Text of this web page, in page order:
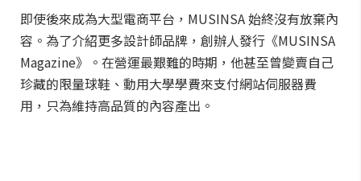
即使後來成為大型電商平台，MUSINSA 始終沒有放棄內
容。為了介紹更多設計師品牌，創辦人發行《MUSINSA
Magazine》。在營運最艱難的時期，他甚至曾變賣自己
珍藏的限量球鞋、動用大學學費來支付網站伺服器費
用，只為維持高品質的內容產出。